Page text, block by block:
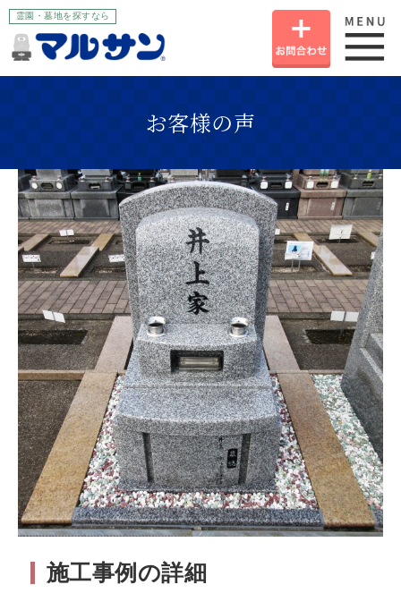
霊園・墓地を探すなら
お客様の声
施工事例の詳細